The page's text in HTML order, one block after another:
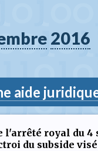
2016
aide
royal du 4
du subside